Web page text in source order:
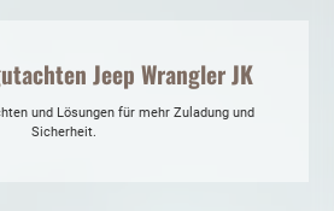
Jeep Wrangler JK
und Lösungen für mehr Zuladung und
Sicherheit.